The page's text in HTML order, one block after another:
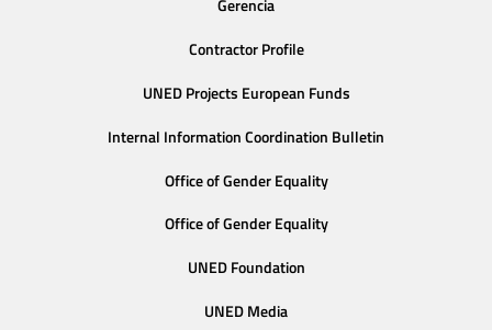
Gerencia
Contractor Profile
UNED Projects European Funds
Internal Information Coordination Bulletin
Office of Gender Equality
Office of Gender Equality
UNED Foundation
UNED Media